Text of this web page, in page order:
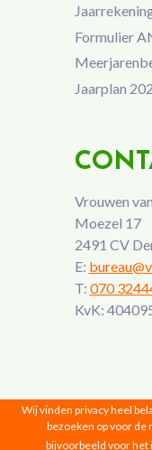
Formulier
Jaarplan
Vrouwen
Moezel 17
2491 CV
E:
T: 070
KvK:
Vrouwen
Wij vinden privacy heel
bezoeken op voor de
bijvoorbeeld voor het